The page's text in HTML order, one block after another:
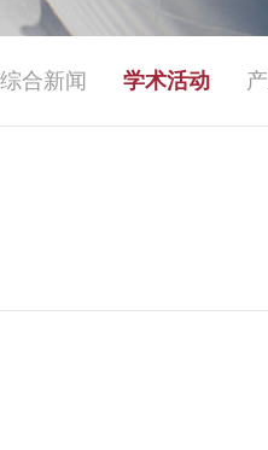
综合新闻 学术活动